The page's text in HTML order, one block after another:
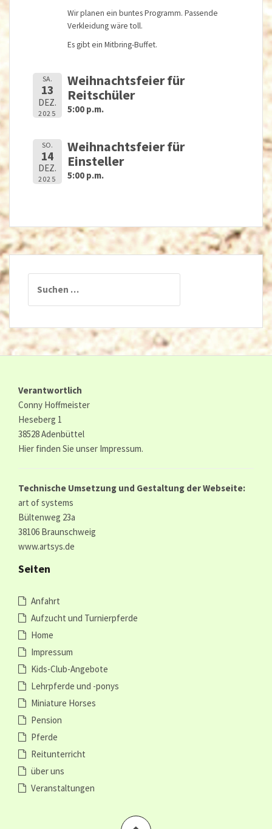
Wir planen ein buntes Programm. Passende
Verkleidung wäre toll.
Es gibt ein Mitbring-Buffet.
SA.
13
DEZ.
2025
Weihnachtsfeier für
Reitschüler
5:00 p.m.
SO.
14
DEZ.
2025
Weihnachtsfeier für
Einsteller
5:00 p.m.
nach:
Verantwortlich
Conny Hoffmeister
Heseberg 1
38528 Adenbüttel
Hier finden Sie unser Impressum.
Technische Umsetzung und Gestaltung der Webseite:
art of systems
Bültenweg 23a
38106 Braunschweig
www.artsys.de
Seiten
Anfahrt
Aufzucht und Turnierpferde
Home
Impressum
Kids-Club-Angebote
Lehrpferde und -ponys
Miniature Horses
Pension
Pferde
Reitunterricht
über uns
Veranstaltungen